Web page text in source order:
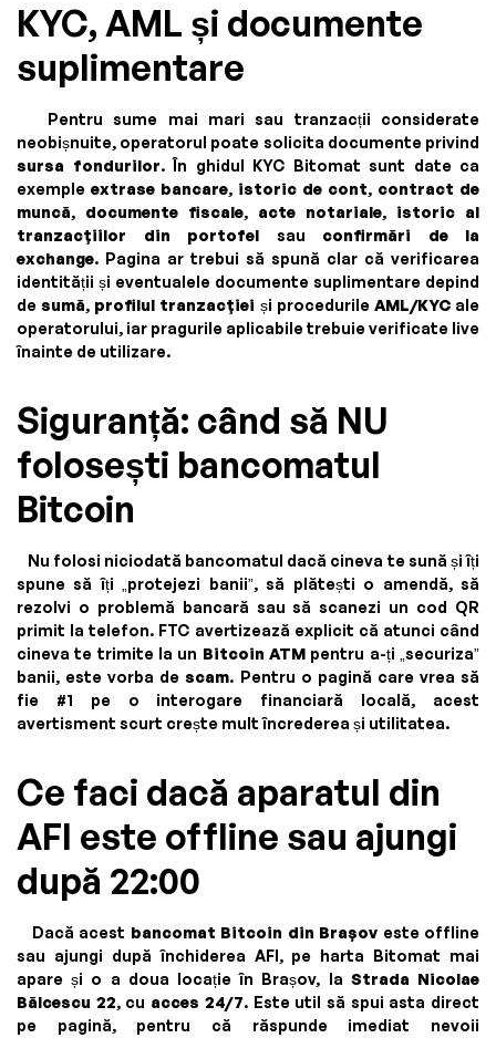
KYC, AML și documente
suplimentare
Pentru sume mai mari sau tranzacții considerate
neobișnuite, operatorul poate solicita documente privind
sursa fondurilor. În ghidul KYC Bitomat sunt date ca
exemple extrase bancare, istoric de cont, contract de
muncă, documente fiscale, acte notariale, istoric al
tranzacțiilor din portofel sau confirmări de la
exchange. Pagina ar trebui să spună clar că verificarea
identității și eventualele documente suplimentare depind
desumă, profilul tranzacției și procedurile AML/KYCale
operatorului, iar pragurile aplicabile trebuie verificate live
înainte de utilizare.
Siguranță: când să NU
folosești bancomatul
Bitcoin
Nu folosi niciodată bancomatul dacă cineva te sună și îți
spune să îți „protejezi banii”, să plătești o amendă, să
rezolvi o problemă bancară sau să scanezi un cod QR
primit la telefon. FTC avertizează explicit că atunci când
cineva te trimite la un Bitcoin ATM pentru a-ți „securiza”
banii, este vorba descam. Pentru o pagină care vrea să
fie #1 pe o interogare financiară locală, acest
avertisment scurt crește mult încrederea și utilitatea.
Ce faci dacă aparatul din
AFI este offline sau ajungi
după 22:00
Dacă acest bancomat Bitcoin din Brașov este offline
sau ajungi după închiderea AFI, pe harta Bitomat mai
apare și o a doua locație în Brașov, la Strada Nicolae
Bălcescu 22, cu acces 24/7. Este util să spui asta direct
pe pagină, pentru că răspunde imediat nevoii